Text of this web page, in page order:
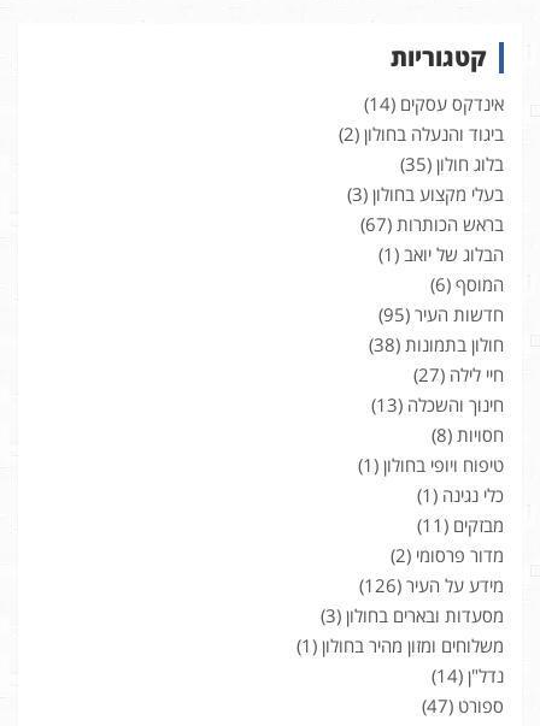
קטגוריות
אינדקס עסקים (14)
ביגוד והנעלה בחולון (2)
בלוג חולון (35)
בעלי מקצוע בחולון (3)
בראש הכותרות (67)
הבלוג של יואב (1)
המוסף (6)
חדשות העיר (95)
חולון בתמונות (38)
חיי לילה (27)
חינוך והשכלה (13)
חסויות (8)
טיפוח ויופי בחולון (1)
כלי נגינה (1)
מבזקים (11)
מדור פרסומי (2)
מידע על העיר (126)
מסעדות ובארים בחולון (3)
משלוחים ומזון מהיר בחולון (1)
נדל"ן (14)
ספורט (47)